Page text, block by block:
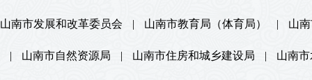
山南市发展和改革委员会 | 山南市教育局（体育局） | 山
| 山南市自然资源局 | 山南市住房和城乡建设局 | 山南